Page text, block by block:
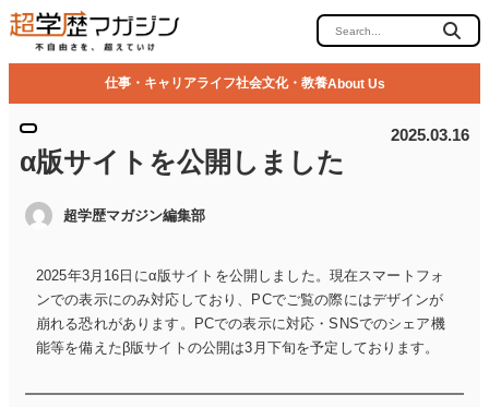
仕事・キャリアライフ社会文化・教養About Us
2025.03.16
α版サイトを公開しました
超学歴マガジン編集部
2025年3月16日にα版サイトを公開しました。現在スマートフォ
ンでの表示にのみ対応しており、PCでご覧の際にはデザインが
崩れる恐れがあります。PCでの表示に対応・SNSでのシェア機
能等を備えたβ版サイトの公開は3月下旬を予定しております。